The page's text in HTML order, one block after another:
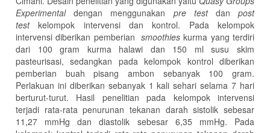
Experimentaldengan menggunakan pre testdanpost
testkelompok intervensi dan kontrol. Pada kelompok
intervensi diberikan pemberiansmoothies kurma yang terdiri
dari 100 gram kurma halawi dan 150 ml susu skim
pasteurisasi, sedangkan pada kelompok kontrol diberikan
pemberian buah pisang ambon sebanyak 100 gram.
Perlakuan ini diberikan sebanyak 1 kali sehari selama 7 hari
berturut-turut. Hasil penelitian pada kelompok intervensi
terjadi rata-rata penurunan tekanan darah sistolik sebesar
11,27 mmHg dan diastolik sebesar 6,35 mmHg. Pada